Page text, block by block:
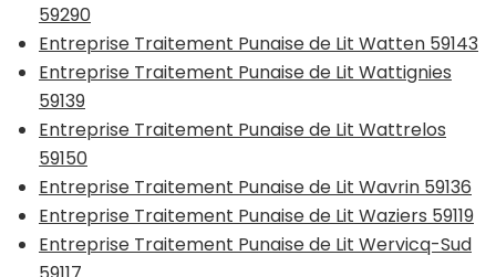
59290
Entreprise Traitement Punaise de Lit Watten 59143
Entreprise Traitement Punaise de Lit Wattignies
59139
Entreprise Traitement Punaise de Lit Wattrelos
59150
Entreprise Traitement Punaise de Lit Wavrin 59136
Entreprise Traitement Punaise de Lit Waziers 59119
Entreprise Traitement Punaise de Lit Wervicq-Sud